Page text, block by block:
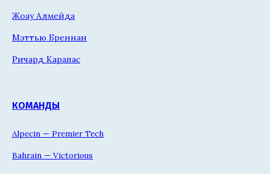
Жоау Алмейда
Мэттью Бреннан
Ричард Карапас
КОМАНДЫ
Alpecin — Premier Tech
Bahrain — Victorious